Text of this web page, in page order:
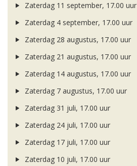
Zaterdag 11 september, 17.00 uur
Zaterdag 4 september, 17.00 uur
Zaterdag 28 augustus, 17.00 uur
Zaterdag 21 augustus, 17.00 uur
Zaterdag 14 augustus, 17.00 uur
Zaterdag 7 augustus, 17.00 uur
Zaterdag 31 juli, 17.00 uur
Zaterdag 24 juli, 17.00 uur
Zaterdag 17 juli, 17.00 uur
Zaterdag 10 juli, 17.00 uur